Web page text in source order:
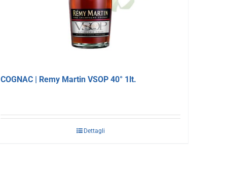
COGNAC | Remy Martin VSOP 40° 1lt.
Dettagli